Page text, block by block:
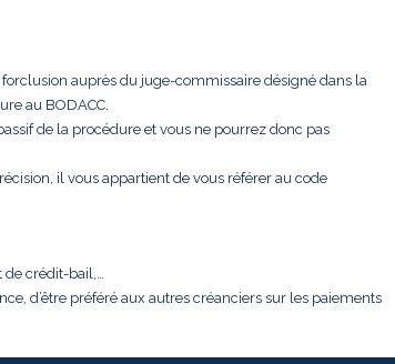
auprès du juge-commissaire désigné dans la
au BODACC.
de la procédure et vous ne pourrez donc pas
il vous appartient de vous référer au code
de crédit-bail,…
d’être préféré aux autres créanciers sur les paiements